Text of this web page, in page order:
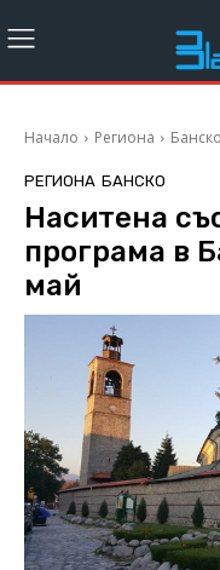
Начало Региона Банско
РЕГИОНА БАНСКО
Наситена
програма в
май